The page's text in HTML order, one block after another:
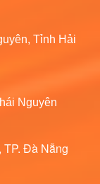
Tỉnh Hải
Nguyên
Đà Nẵng